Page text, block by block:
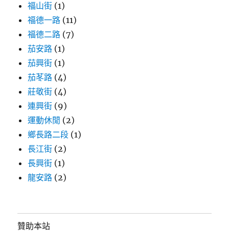
福山街 (1)
福德一路 (11)
福德二路 (7)
茄安路 (1)
茄興街 (1)
茄苳路 (4)
莊敬街 (4)
連興街 (9)
運動休閒 (2)
鄉長路二段 (1)
長江街 (2)
長興街 (1)
龍安路 (2)
贊助本站